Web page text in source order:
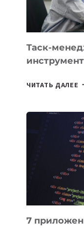
Таск-
ЧИТАТЬ ДАЛЕЕ
7